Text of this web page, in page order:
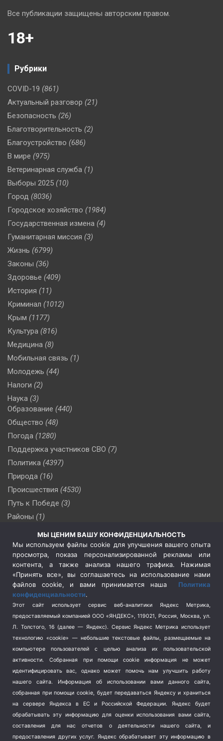
Все публикации защищены авторским правом.
18+
Рубрики
COVID-19 (861)
Актуальный разговор (21)
Безопасность (26)
Благотворительность (2)
Благоустройство (686)
В мире (975)
Ветеринарная служба (1)
Выборы 2025 (10)
Город (8036)
Городское хозяйство (1984)
Государственная измена (4)
Гуманитарная миссия (3)
Жизнь (6799)
Законы (36)
Здоровье (409)
История (11)
Криминал (1012)
Крым (1177)
Культура (816)
Медицина (8)
Мобильная связь (1)
Молодежь (44)
Налоги (2)
Наука (3)
Образование (440)
Общество (48)
Погода (1280)
Поддержка участников СВО (7)
Политика (4397)
Природа (16)
Происшествия (4530)
Путь к Победе (3)
Районы (1)
(510)
Сельское хозяйство (3)
Социальная политика
(3)
Спецоперация в Украине
Спецоперация на Украине
(404)
Спорт (740)
Терроризм (1)
Транспорт (262)
Туризм (178)
Флот (76)
Школа и спорт (2)
Экология (8)
Экономика (1172)
МЫ ЦЕНИМ ВАШУ КОНФИДЕНЦИАЛЬНОСТЬ
Мы используем файлы cookie для улучшения вашего опыта
просмотра, показа персонализированной рекламы или
контента, а также анализа нашего трафика. Нажимая
«Принять все», вы соглашаетесь на использование нами
файлов cookie, и вами принимается наша Политика
конфиденциальности.
Этот сайт использует сервис веб-аналитики Яндекс Метрика,
предоставляемый компанией ООО «ЯНДЕКС», 119021, Россия, Москва, ул.
Л. Толстого, 16 (далее — Яндекс). Сервис Яндекс Метрика использует
технологию «cookie» — небольшие текстовые файлы, размещаемые на
компьютере пользователей с целью анализа их пользовательской
активности.
Собранная при помощи cookie информация не может
идентифицировать вас, однако может помочь нам улучшить работу
нашего сайта. Информация об использовании вами данного сайта,
собранная при помощи cookie, будет передаваться Яндексу и храниться
на сервере Яндекса в ЕС и Российской Федерации. Яндекс будет
обрабатывать эту информацию для оценки использования вами сайта,
составления для нас отчетов о деятельности нашего сайта, и
предоставления других услуг. Яндекс обрабатывает эту информацию в